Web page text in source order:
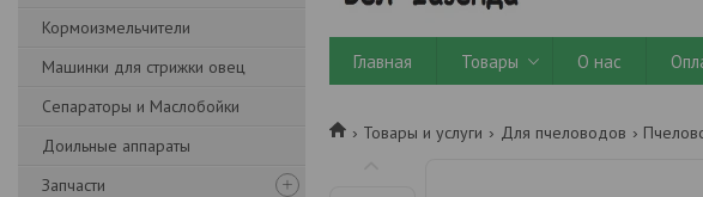
Кормоизмельчители
Машинки для стрижки овец
Сепараторы и Маслобойки
Доильные аппараты
Запчасти
Главная Товары О нас
Товары и услуги Для пчеловодов